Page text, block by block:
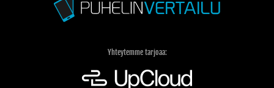
Yhteytemme tarjoaa: